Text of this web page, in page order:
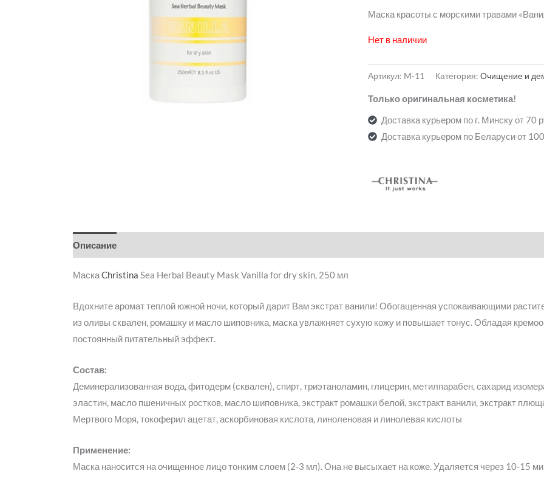
Маска красоты с морскими травами
Нет в наличии
Артикул: M-11 Категория: Очищение и
Только оригинальная косметика!
Доставка курьером по г. Минску от 70
Доставка курьером по Беларуси от
Описание
МаскаChristina Sea Herbal Beauty Mask Vanilla for dry skin, 250 мл
Вдохните аромат теплой южной ночи, который дарит Вам экстрат ванили! Обогащенная успокаивающими
из оливы сквален, ромашку и масло шиповника, маска увлажняет сухую кожу и повышает тонус. Обладая
постоянный питательный эффект.
Состав:
Деминерализованная вода, фитодерм (сквален), спирт, триэтаноламин, глицерин, метилпарабен, сахарид
эластин, масло пшеничных ростков, масло шиповника, экстракт ромашки белой, экстракт ванили, экстракт
Мертвого Моря, токоферил ацетат, аскорбиновая кислота, линоленовая и линолевая кислоты
Применение:
Маска наносится на очищенное лицо тонким слоем (2-3 мл). Она не высыхает на коже. Удаляется через 10-15